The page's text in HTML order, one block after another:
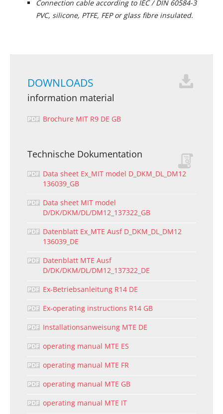
Connection cable according to IEC / DIN 60584-3
PVC, silicone, PTFE, FEP or glass fibre insulated.
DOWNLOADS
information material
Brochure MIT R9 DE GB
Technische Dokumentation
Data sheet Ex_MIT model D_DKM_DL_DM12
136039_GB
Data sheet MIT model
D/DK/DKM/DL/DM12_137322_GB
Datenblatt Ex_MTE Ausf D_DKM_DL_DM12
136039_DE
Datenblatt MTE Ausf
D/DK/DKM/DL/DM12_137322_DE
Ex-Betriebsanleitung R14 DE
Ex-operating instructions R14 GB
Installationsanweisung MTE DE
operating manual MTE ES
operating manual MTE FR
operating manual MTE GB
operating manual MTE IT